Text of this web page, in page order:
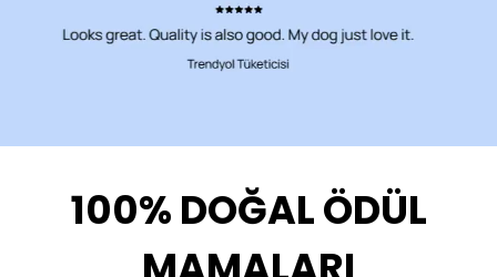
100% DOĞAL ÖDÜL